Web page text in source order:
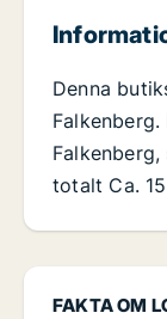
FAKTA OM
Denna
totalt Ca.